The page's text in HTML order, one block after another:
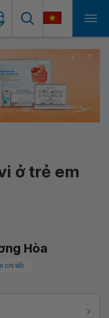
ở trẻ em
Hòa
chi tiết